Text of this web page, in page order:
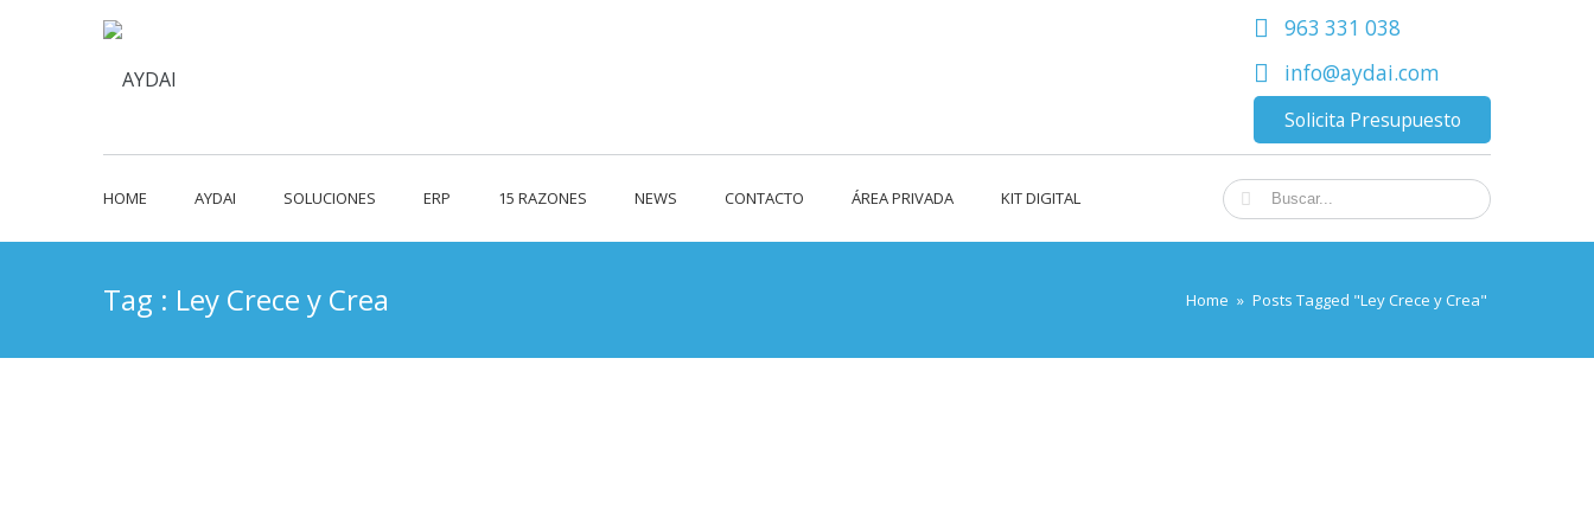
963 331 038
info@aydai.com
Solicita Presupuesto
HOME AYDAI SOLUCIONES ERP 15 RAZONES NEWS CONTACTO ÁREA PRIVADA KIT DIGITAL
Tag : Ley Crece y Crea Home » Posts Tagged "Ley Crece y Crea"